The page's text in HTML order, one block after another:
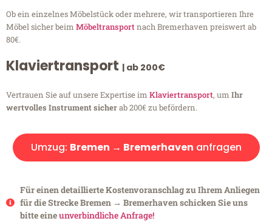
Ob ein einzelnes Möbelstück oder mehrere, wir transportieren Ihre
Möbel sicher beim Möbeltransportnach Bremerhaven preiswert ab
80€.
Klaviertransport | ab 200€
Vertrauen Sie auf unsere Expertise im Klaviertransport, um Ihr
wertvolles Instrument sicherab 200€ zu befördern.
Umzug: Bremen → Bremerhaven anfragen
Für einen detaillierte Kostenvoranschlag zu Ihrem Anliegen
für die Strecke Bremen → Bremerhaven schicken Sie uns
bitte eineunverbindliche Anfrage!